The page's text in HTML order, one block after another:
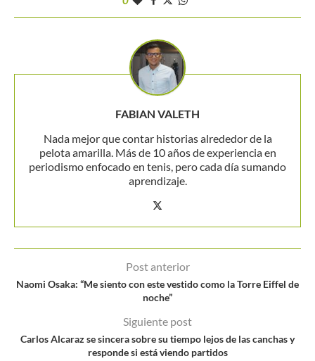
FABIAN VALETH
Nada mejor que contar historias alrededor de la
pelota amarilla. Más de 10 años de experiencia en
periodismo enfocado en tenis, pero cada día sumando
aprendizaje.
Post anterior
Naomi Osaka: “Me siento con este vestido como la Torre Eiffel de
noche”
Siguiente post
Carlos Alcaraz se sincera sobre su tiempo lejos de las canchas y
responde si está viendo partidos